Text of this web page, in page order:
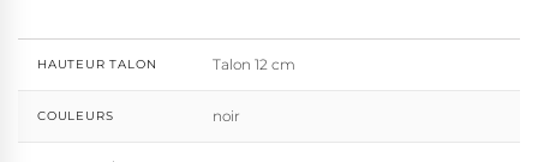
HAUTEUR TALON Talon 12 cm
COULEURS noir